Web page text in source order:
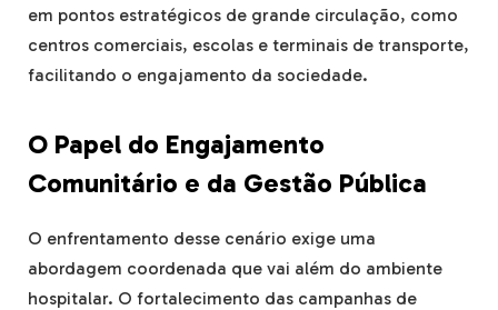
em pontos estratégicos de grande circulação, como
centros comerciais, escolas e terminais de transporte,
facilitando o engajamento da sociedade.
O Papel do Engajamento
Comunitário e da Gestão Pública
O enfrentamento desse cenário exige uma
abordagem coordenada que vai além do ambiente
hospitalar. O fortalecimento das campanhas de